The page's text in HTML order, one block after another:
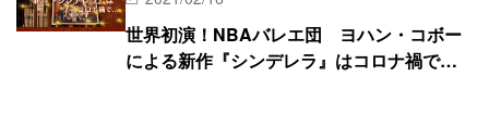
世界初演！NBAバレエ団 ヨハン・コボー
による新作『シンデレラ』はコロナ禍で…